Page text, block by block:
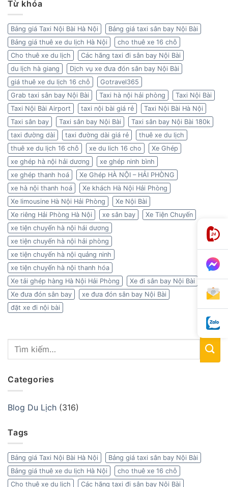
Từ khóa
Bảng giá Taxi Nội Bài Hà Nội
Bảng giá taxi sân bay Nội Bài
Bảng giá thuê xe du lịch Hà Nội
cho thuê xe 16 chỗ
Cho thuê xe du lịch
Các hãng taxi đi sân bay Nội Bài
du lịch hà giang
Dịch vụ xe đưa đón sân bay Nội Bài
giá thuê xe du lịch 16 chỗ
Gotravel365
Grab taxi sân bay Nội Bài
Taxi hà nội hải phòng
Taxi Nội Bài
Taxi Nội Bài Airport
taxi nội bài giá rẻ
Taxi Nội Bài Hà Nội
Taxi sân bay
Taxi sân bay Nội Bài
Taxi sân bay Nội Bài 180k
taxi đường dài
taxi đường dài giá rẻ
thuê xe du lịch
thuê xe du lịch 16 chỗ
xe du lich 16 cho
Xe Ghép
xe ghép hà nội hải dương
xe ghép ninh bình
xe ghép thanh hoá
Xe Ghép HÀ NỘI – HẢI PHÒNG
xe hà nội thanh hoá
Xe khách Hà Nội Hải Phòng
Xe limousine Hà Nội Hải Phòng
Xe Nội Bài
Xe riêng Hải Phòng Hà Nội
xe sân bay
Xe Tiện Chuyến
xe tiện chuyến hà nội hải dương
xe tiện chuyến hà nội hải phòng
xe tiện chuyến hà nội quảng ninh
xe tiện chuyến hà nội thanh hóa
Xe tải ghép hàng Hà Nội Hải Phòng
Xe đi sân bay Nội Bài
Xe đưa đón sân bay
xe đưa đón sân bay Nội Bài
đặt xe đi nội bài
Categories
Blog Du Lịch (316)
Tags
Bảng giá Taxi Nội Bài Hà Nội
Bảng giá taxi sân bay Nội Bài
Bảng giá thuê xe du lịch Hà Nội
cho thuê xe 16 chỗ
Cho thuê xe du lịch
Các hãng taxi đi sân bay Nội Bài